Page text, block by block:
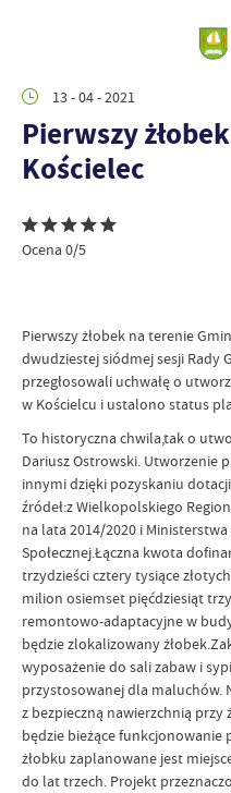
13 - 04 - 2021
Pierwszy
Kościelec
Ocena 0/5
Pierwszy żłobek na terenie
dwudziestej siódmej sesji Rady
przegłosowali uchwałę o
w Kościelcu i ustalono status
To historyczna chwila,tak o
Dariusz Ostrowski. Utworzenie
innymi dzięki pozyskaniu
źródeł:z Wielkopolskiego
na lata 2014/2020 i
Społecznej.Łączna kwota
trzydzieści cztery tysiące
milion osiemset pięćdziesiąt
remontowo-adaptacyjne w
będzie zlokalizowany
wyposażenie do sali zabaw i
przystosowanej dla maluchów.
z bezpieczną nawierzchnią
będzie bieżące funkcjonowanie
żłobku zaplanowane jest
do lat trzech. Projekt